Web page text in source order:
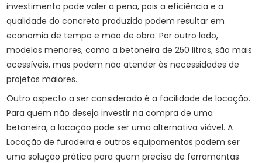
investimento pode valer a pena, pois a eficiência e a
qualidade do concreto produzido podem resultar em
economia de tempo e mão de obra. Por outro lado,
modelos menores, como a betoneira de 250 litros, são mais
acessíveis, mas podem não atender às necessidades de
projetos maiores.
Outro aspecto a ser considerado é a facilidade de locação.
Para quem não deseja investir na compra de uma
betoneira, a locação pode ser uma alternativa viável. A
Locação de furadeirae outros equipamentos podem ser
uma solução prática para quem precisa de ferramentas